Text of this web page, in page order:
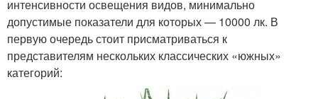
интенсивности освещения видов, минимально
допустимые показатели для которых — 10000 лк. В
первую очередь стоит присматриваться к
представителям нескольких классических «южных»
категорий: